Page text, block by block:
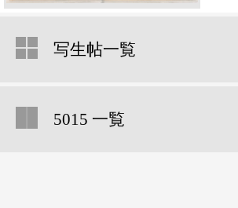
写生帖一覧
5015 一覧